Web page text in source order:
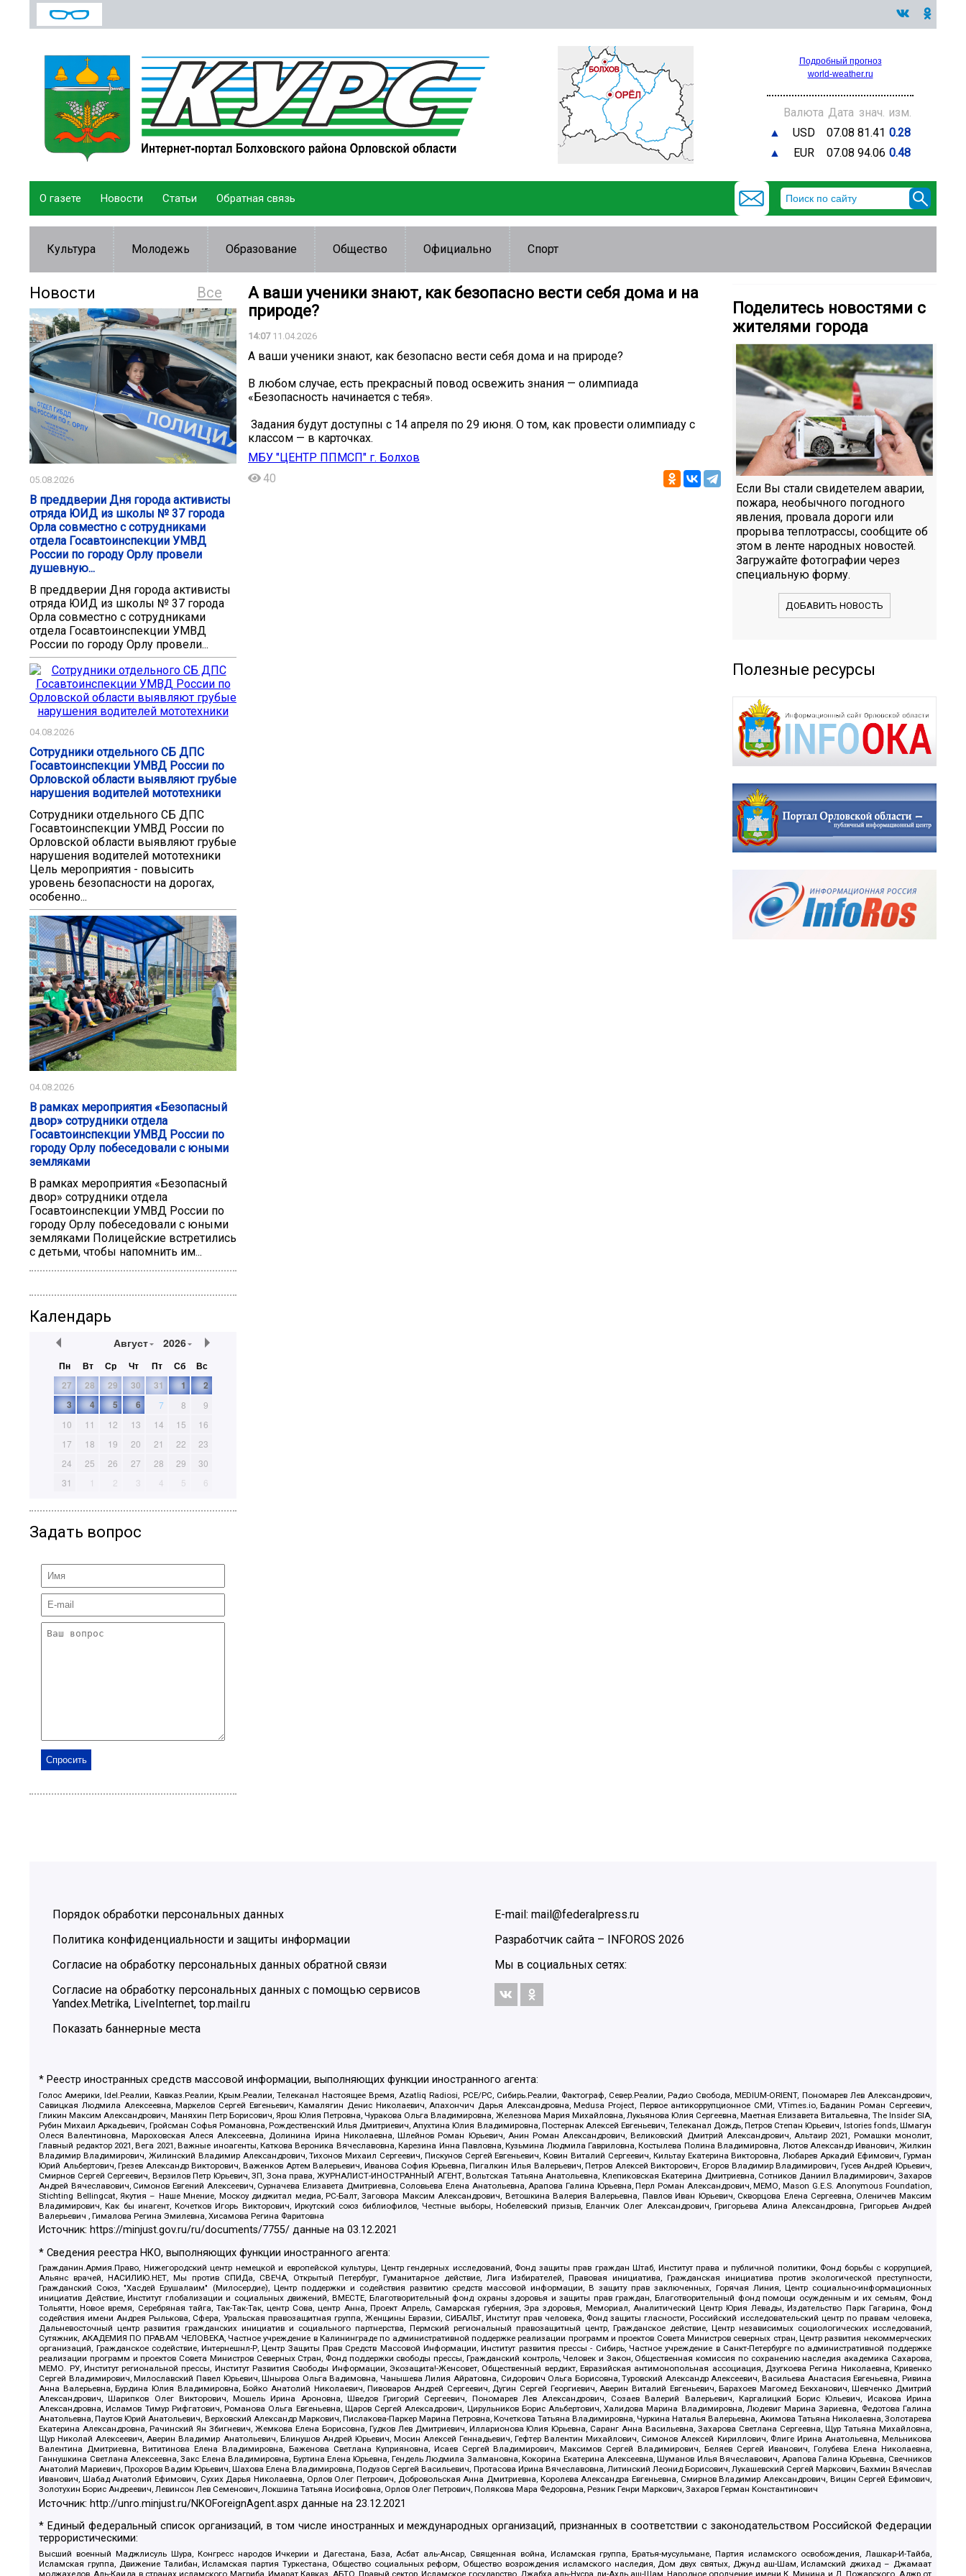
Подробный прогноз
world-weather.ru
Валюта Дата знач. изм.
▲
USD 07.08 81.41 0.28
▲
EUR 07.08 94.06 0.48
О газете Новости Статьи Обратная связь
Культура Молодежь Образование Общество Официально Спорт
Все
Новости
05.08.2026
В преддверии Дня города активисты
отряда ЮИД из школы № 37 города
Орла совместно с сотрудниками
отдела Госавтоинспекции УМВД
России по городу Орлу провели
душевную...
В преддверии Дня города активисты
отряда ЮИД из школы № 37 города
Орла совместно с сотрудниками
отдела Госавтоинспекции УМВД
России по городу Орлу провели...
04.08.2026
Сотрудники отдельного СБ ДПС
Госавтоинспекции УМВД России по
Орловской области выявляют грубые
нарушения водителей мототехники
Сотрудники отдельного СБ ДПС
Госавтоинспекции УМВД России по
Орловской области выявляют грубые
нарушения водителей мототехники
Цель мероприятия - повысить
уровень безопасности на дорогах,
особенно...
04.08.2026
В рамках мероприятия «Безопасный
двор» сотрудники отдела
Госавтоинспекции УМВД России по
городу Орлу побеседовали с юными
земляками
В рамках мероприятия «Безопасный
двор» сотрудники отдела
Госавтоинспекции УМВД России по
городу Орлу побеседовали с юными
земляками Полицейские встретились
с детьми, чтобы напомнить им...
Календарь
Август 2026
Пн Вт Ср Чт Пт Сб
Вс
27
28 29 30 31 1
2
3
4 5 6 7 8
9
10
11 12 13 14 15
16
17
18 19 20 21 22
23
24
25 26 27 28 29
30
31
1 2 3 4 5 6
Задать вопрос
А ваши ученики знают, как безопасно вести себя дома и на
природе?
14:0711.04.2026
А ваши ученики знают, как безопасно вести себя дома и на природе?
В любом случае, есть прекрасный повод освежить знания — олимпиада
«Безопасность начинается с тебя».
️ Задания будут доступны с 14 апреля по 29 июня. О том, как провести олимпиаду с
классом — в карточках.
МБУ "ЦЕНТР ППМСП" г. Болхов
40
Поделитесь новостями с
жителями города
Если Вы стали свидетелем аварии,
пожара, необычного погодного
явления, провала дороги или
прорыва теплотрассы, сообщите об
этом в ленте народных новостей.
Загружайте фотографии через
специальную форму.
ДОБАВИТЬ НОВОСТЬ
Полезные ресурсы
Порядок обработки персональных данных
Политика конфиденциальности и защиты информации
Согласие на обработку персональных данных обратной связи
Согласие на обработку персональных данных с помощью сервисов
Yandex.Metrika, LiveInternet, top.mail.ru
Показать баннерные места
E-mail: mail@federalpress.ru
Разработчик сайта – INFOROS 2026
Мы в социальных сетях:
* Реестр иностранных средств массовой информации, выполняющих функции иностранного агента:
Голос Америки, Idel.Реалии, Кавказ.Реалии, Крым.Реалии, Телеканал Настоящее Время, Azatliq Radiosi, PCE/PC, Сибирь.Реалии, Фактограф, Север.Реалии, Радио Свобода, MEDIUM-ORIENT, Пономарев Лев Александрович,
Савицкая Людмила Алексеевна, Маркелов Сергей Евгеньевич, Камалягин Денис Николаевич, Апахончич Дарья Александровна, Medusa Project, Первое антикоррупционное СМИ, VTimes.io, Баданин Роман Сергеевич,
Гликин Максим Александрович, Маняхин Петр Борисович, Ярош Юлия Петровна, Чуракова Ольга Владимировна, Железнова Мария Михайловна, Лукьянова Юлия Сергеевна, Маетная Елизавета Витальевна, The Insider SIA,
Рубин Михаил Аркадьевич, Гройсман Софья Романовна, Рождественский Илья Дмитриевич, Апухтина Юлия Владимировна, Постернак Алексей Евгеньевич, Телеканал Дождь, Петров Степан Юрьевич, Istories fonds, Шмагун
Олеся Валентиновна, Мароховская Алеся Алексеевна, Долинина Ирина Николаевна, Шлейнов Роман Юрьевич, Анин Роман Александрович, Великовский Дмитрий Александрович, Альтаир 2021, Ромашки монолит,
Главный редактор 2021, Вега 2021, Важные иноагенты, Каткова Вероника Вячеславовна, Карезина Инна Павловна, Кузьмина Людмила Гавриловна, Костылева Полина Владимировна, Лютов Александр Иванович, Жилкин
Владимир Владимирович, Жилинский Владимир Александрович, Тихонов Михаил Сергеевич, Пискунов Сергей Евгеньевич, Ковин Виталий Сергеевич, Кильтау Екатерина Викторовна, Любарев Аркадий Ефимович, Гурман
Юрий Альбертович, Грезев Александр Викторович, Важенков Артем Валерьевич, Иванова София Юрьевна, Пигалкин Илья Валерьевич, Петров Алексей Викторович, Егоров Владимир Владимирович, Гусев Андрей Юрьевич,
Смирнов Сергей Сергеевич, Верзилов Петр Юрьевич, ЗП, Зона права, ЖУРНАЛИСТ-ИНОСТРАННЫЙ АГЕНТ, Вольтская Татьяна Анатольевна, Клепиковская Екатерина Дмитриевна, Сотников Даниил Владимирович, Захаров
Андрей Вячеславович, Симонов Евгений Алексеевич, Сурначева Елизавета Дмитриевна, Соловьева Елена Анатольевна, Арапова Галина Юрьевна, Перл Роман Александрович, МЕМО, Mason G.E.S. Anonymous Foundation,
Stichting Bellingcat, Якутия – Наше Мнение, Москоу диджитал медиа, РС-Балт, Заговора Максим Александрович, Ветошкина Валерия Валерьевна, Павлов Иван Юрьевич, Скворцова Елена Сергеевна, Оленичев Максим
Владимирович, Как бы инагент, Кочетков Игорь Викторович, Иркутский союз библиофилов, Честные выборы, Нобелевский призыв, Еланчик Олег Александрович, Григорьева Алина Александровна, Григорьев Андрей
Валерьевич , Гималова Регина Эмилевна, Хисамова Регина Фаритовна
Источник: https://minjust.gov.ru/ru/documents/7755/ данные на03.12.2021
* Сведения реестра НКО, выполняющих функции иностранного агента:
Гражданин.Армия.Право, Нижегородский центр немецкой и европейской культуры, Центр гендерных исследований, Фонд защиты прав граждан Штаб, Институт права и публичной политики, Фонд борьбы с коррупцией,
Альянс врачей, НАСИЛИЮ.НЕТ, Мы против СПИДа, СВЕЧА, Открытый Петербург, Гуманитарное действие, Лига Избирателей, Правовая инициатива, Гражданская инициатива против экологической преступности,
Гражданский Союз, "Хасдей Ерушалаим" (Милосердие), Центр поддержки и содействия развитию средств массовой информации, В защиту прав заключенных, Горячая Линия, Центр социально-информационных
инициатив Действие, Институт глобализации и социальных движений, ВМЕСТЕ, Благотворительный фонд охраны здоровья и защиты прав граждан, Благотворительный фонд помощи осужденным и их семьям, Фонд
Тольятти, Новое время, Серебряная тайга, Так-Так-Так, центр Сова, центр Анна, Проект Апрель, Самарская губерния, Эра здоровья, Мемориал, Аналитический Центр Юрия Левады, Издательство Парк Гагарина, Фонд
содействия имени Андрея Рылькова, Сфера, Уральская правозащитная группа, Женщины Евразии, СИБАЛЬТ, Институт прав человека, Фонд защиты гласности, Российский исследовательский центр по правам человека,
Дальневосточный центр развития гражданских инициатив и социального партнерства, Пермский региональный правозащитный центр, Гражданское действие, Центр независимых социологических исследований,
Сутяжник, АКАДЕМИЯ ПО ПРАВАМ ЧЕЛОВЕКА, Частное учреждение в Калининграде по административной поддержке реализации программ и проектов Совета Министров северных стран, Центр развития некоммерческих
организаций, Гражданское содействие, Интернешнл-Р, Центр Защиты Прав Средств Массовой Информации, Институт развития прессы - Сибирь, Частное учреждение в Санкт-Петербурге по административной поддержке
реализации программ и проектов Совета Министров Северных Стран, Фонд поддержки свободы прессы, Гражданский контроль, Человек и Закон, Общественная комиссия по сохранению наследия академика Сахарова,
МЕМО. РУ, Институт региональной прессы, Институт Развития Свободы Информации, Экозащита!-Женсовет, Общественный вердикт, Евразийская антимонопольная ассоциация, Дзугкоева Регина Николаевна, Кривенко
Сергей Владимирович, Милославский Павел Юрьевич, Шнырова Ольга Вадимовна, Чанышева Лилия Айратовна, Сидорович Ольга Борисовна, Туровский Александр Алексеевич, Васильева Анастасия Евгеньевна, Ривина
Анна Валерьевна, Бурдина Юлия Владимировна, Бойко Анатолий Николаевич, Пивоваров Андрей Сергеевич, Дугин Сергей Георгиевич, Аверин Виталий Евгеньевич, Барахоев Магомед Бекханович, Шевченко Дмитрий
Александрович, Шарипков Олег Викторович, Мошель Ирина Ароновна, Шведов Григорий Сергеевич, Пономарев Лев Александрович, Созаев Валерий Валерьевич, Каргалицкий Борис Юльевич, Исакова Ирина
Александровна, Исламов Тимур Рифгатович, Романова Ольга Евгеньевна, Щаров Сергей Алексадрович, Цирульников Борис Альбертович, Халидова Марина Владимировна, Людевиг Марина Зариевна, Федотова Галина
Анатольевна, Паутов Юрий Анатольевич, Верховский Александр Маркович, Пислакова-Паркер Марина Петровна, Кочеткова Татьяна Владимировна, Чуркина Наталья Валерьевна, Акимова Татьяна Николаевна, Золотарева
Екатерина Александровна, Рачинский Ян Збигневич, Жемкова Елена Борисовна, Гудков Лев Дмитриевич, Илларионова Юлия Юрьевна, Саранг Анна Васильевна, Захарова Светлана Сергеевна, Щур Татьяна Михайловна,
Щур Николай Алексеевич, Аверин Владимир Анатольевич, Блинушов Андрей Юрьевич, Мосин Алексей Геннадьевич, Гефтер Валентин Михайлович, Симонов Алексей Кириллович, Флиге Ирина Анатольевна, Мельникова
Валентина Дмитриевна, Вититинова Елена Владимировна, Баженова Светлана Куприяновна, Исаев Сергей Владимирович, Максимов Сергей Владимирович, Беляев Сергей Иванович, Голубева Елена Николаевна,
Ганнушкина Светлана Алексеевна, Закс Елена Владимировна, Буртина Елена Юрьевна, Гендель Людмила Залмановна, Кокорина Екатерина Алексеевна, Шуманов Илья Вячеславович, Арапова Галина Юрьевна, Свечников
Анатолий Мариевич, Прохоров Вадим Юрьевич, Шахова Елена Владимировна, Подузов Сергей Васильевич, Протасова Ирина Вячеславовна, Литинский Леонид Борисович, Лукашевский Сергей Маркович, Бахмин Вячеслав
Иванович, Шабад Анатолий Ефимович, Сухих Дарья Николаевна, Орлов Олег Петрович, Добровольская Анна Дмитриевна, Королева Александра Евгеньевна, Смирнов Владимир Александрович, Вицин Сергей Ефимович,
Золотухин Борис Андреевич, Левинсон Лев Семенович, Локшина Татьяна Иосифовна, Орлов Олег Петрович, Полякова Мара Федоровна, Резник Генри Маркович, Захаров Герман Константинович
Источник: http://unro.minjust.ru/NKOForeignAgent.aspx данные на23.12.2021
* Единый федеральный список организаций, в том числе иностранных и международных организаций, признанных в соответствии с законодательством Российской Федерации
террористическими:
Высший военный Маджлисуль Шура, Конгресс народов Ичкерии и Дагестана, База, Асбат аль-Ансар, Священная война, Исламская группа, Братья-мусульмане, Партия исламского освобождения, Лашкар-И-Тайба,
Исламская группа, Движение Талибан, Исламская партия Туркестана, Общество социальных реформ, Общество возрождения исламского наследия, Дом двух святых, Джунд аш-Шам, Исламский джихад – Джамаат
моджахедов, Аль-Каида в странах исламского Магриба, Имарат Кавказ, АБТО, Правый сектор, Исламское государство, Джабха аль-Нусра ли-Ахль аш-Шам, Народное ополчение имени К. Минина и Д. Пожарского, Аджр от